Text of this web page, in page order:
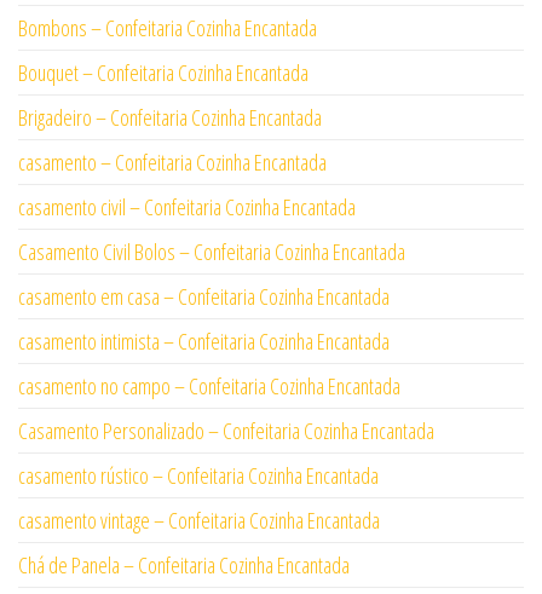
Bombons – Confeitaria Cozinha Encantada
Bouquet – Confeitaria Cozinha Encantada
Brigadeiro – Confeitaria Cozinha Encantada
casamento – Confeitaria Cozinha Encantada
casamento civil – Confeitaria Cozinha Encantada
Casamento Civil Bolos – Confeitaria Cozinha Encantada
casamento em casa – Confeitaria Cozinha Encantada
casamento intimista – Confeitaria Cozinha Encantada
casamento no campo – Confeitaria Cozinha Encantada
Casamento Personalizado – Confeitaria Cozinha Encantada
casamento rústico – Confeitaria Cozinha Encantada
casamento vintage – Confeitaria Cozinha Encantada
Chá de Panela – Confeitaria Cozinha Encantada